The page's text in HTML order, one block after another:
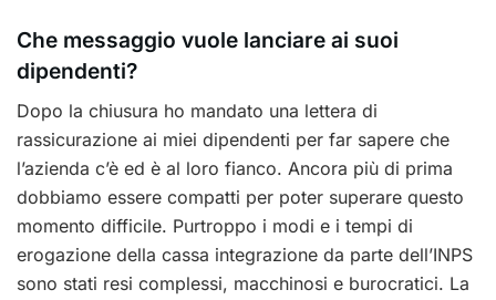
Che messaggio vuole lanciare ai suoi
dipendenti?
Dopo la chiusura ho mandato una lettera di
rassicurazione ai miei dipendenti per far sapere che
l’azienda c’è ed è al loro fianco. Ancora più di prima
dobbiamo essere compatti per poter superare questo
momento difficile. Purtroppo i modi e i tempi di
erogazione della cassa integrazione da parte dell’INPS
sono stati resi complessi, macchinosi e burocratici. La